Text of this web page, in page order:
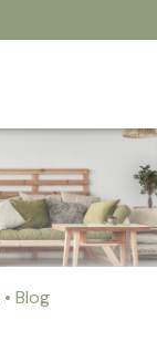
Blog